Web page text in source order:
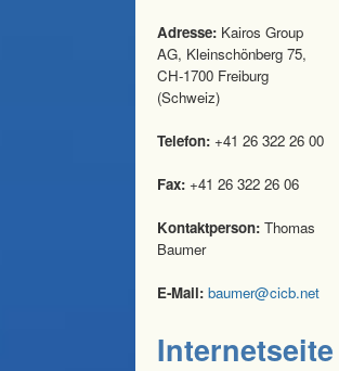
Adresse: Kairos Group
AG, Kleinschönberg 75,
CH-1700 Freiburg
(Schweiz)
Telefon: +41 26 322 26 00
Fax: +41 26 322 26 06
Kontaktperson: Thomas
Baumer
E-Mail:
Internetseite